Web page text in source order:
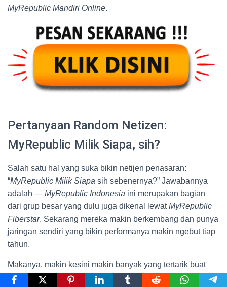
MyRepublic Mandiri Online.
Pertanyaan Random Netizen:
MyRepublic Milik Siapa, sih?
Salah satu hal yang suka bikin netijen penasaran:
“MyRepublic Milik Siapa sih sebenernya?” Jawabannya
adalah — MyRepublic Indonesia ini merupakan bagian
dari grup besar yang dulu juga dikenal lewatMyRepublic
Fiberstar. Sekarang mereka makin berkembang dan punya
jaringan sendiri yang bikin performanya makin ngebut tiap
tahun.
Makanya, makin kesini makin banyak yang tertarik buat
MyRepublic Langganan
. Dari yang awalnya cuma coba-